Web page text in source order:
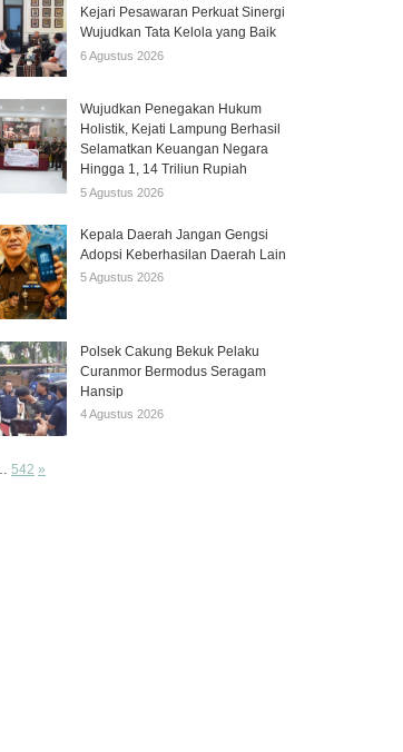
Kejari Pesawaran Perkuat Sinergi
Wujudkan Tata Kelola yang Baik
6 Agustus 2026
Wujudkan Penegakan Hukum
Holistik, Kejati Lampung Berhasil
Selamatkan Keuangan Negara
Hingga 1, 14 Triliun Rupiah
5 Agustus 2026
Kepala Daerah Jangan Gengsi
Adopsi Keberhasilan Daerah Lain
5 Agustus 2026
Polsek Cakung Bekuk Pelaku
Curanmor Bermodus Seragam
Hansip
4 Agustus 2026
542 Next
»